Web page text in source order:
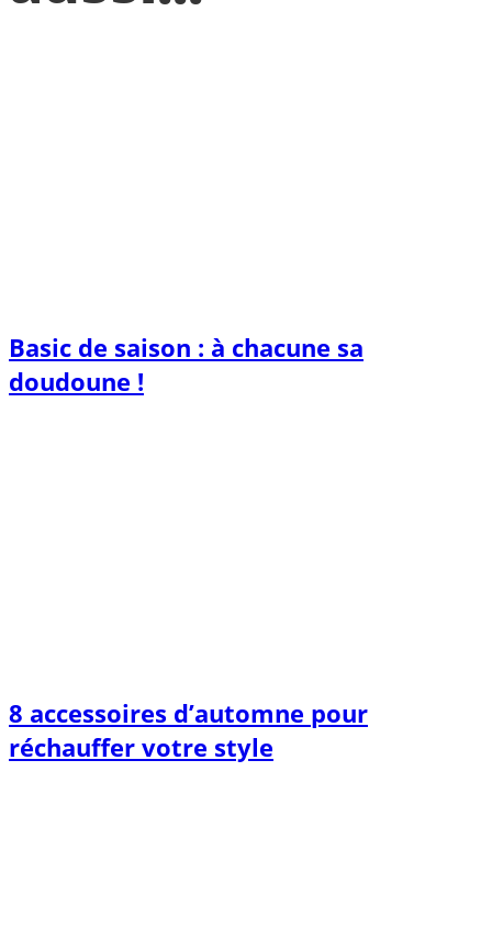
Basic de saison : à chacune sa
doudoune !
8 accessoires d’automne pour
réchauffer votre style